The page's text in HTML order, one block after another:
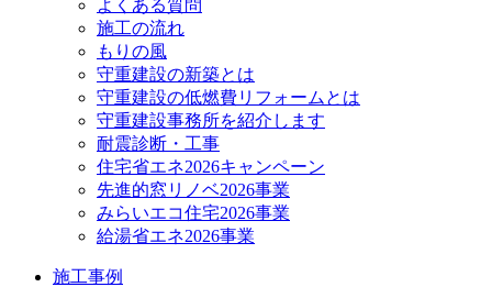
よくある質問
施工の流れ
もりの風
守重建設の新築とは
守重建設の低燃費リフォームとは
守重建設事務所を紹介します
耐震診断・工事
住宅省エネ2026キャンペーン
先進的窓リノベ2026事業
みらいエコ住宅2026事業
給湯省エネ2026事業
施工事例